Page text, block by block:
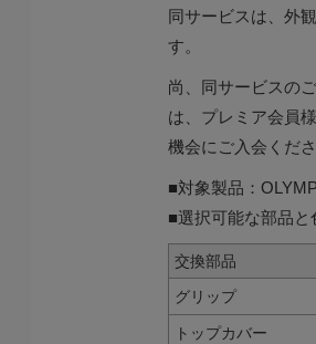
同サービスは、外
す。
尚、同サービスの
は、プレミア会員
機会にご入会くださ
■対象製品：
■選択可能な部品と
交換部品
グリップ
トップカバー